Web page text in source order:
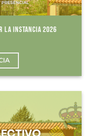
LA INSTANCIA 2026